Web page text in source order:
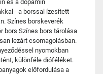
és a dopamin
- a borssal ízesített
Színes borskeverék
bors Színes bors tárolása
lezárt csomagolásban.
nyomokban
különféle dióféléket.
előfordulása a